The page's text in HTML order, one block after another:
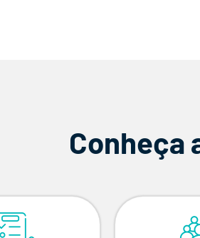
Conheça